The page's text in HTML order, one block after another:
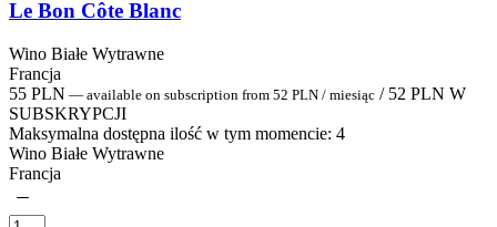
Le Bon Côte Blanc
Wino Białe Wytrawne
Francja
55 PLN — available on subscription from 52 PLN / miesiąc / 52 PLN W
SUBSKRYPCJI
Maksymalna dostępna ilość w tym momencie: 4
Wino Białe Wytrawne
Francja